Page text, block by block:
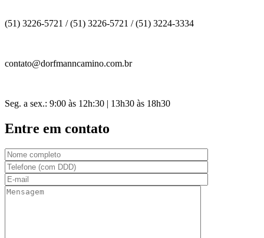
(51) 3226-5721 / (51) 3226-5721 / (51) 3224-3334
contato@dorfmanncamino.com.br
Seg. a sex.: 9:00 às 12h:30 | 13h30 às 18h30
Entre em contato